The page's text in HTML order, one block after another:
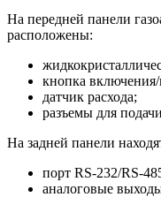
На передней панели
расположены:
кнопка
датчик расхода;
разъемы для
На задней панели
порт RS-232/RS-
аналоговые